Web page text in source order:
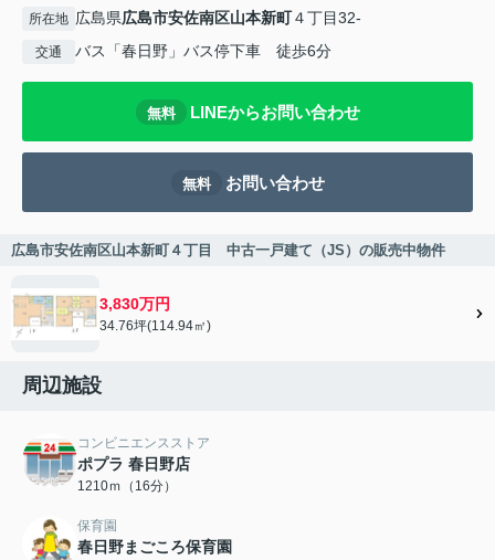
所在地 広島県広島市安佐南区山本新町４丁目32-
交通 バス「春日野」バス停下車 徒歩6分
無料 LINEからお問い合わせ
無料 お問い合わせ
広島市安佐南区山本新町４丁目 中古一戸建て（JS）の販売中物件
3,830万円
34.76坪(114.94㎡)
周辺施設
コンビニエンスストア
ポプラ 春日野店
1210ｍ（16分）
保育園
春日野まごころ保育園